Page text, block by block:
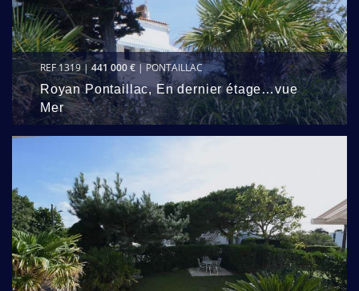
REF 1319 | 441 000 € | PONTAILLAC
Royan Pontaillac, En dernier étage…vue
Mer